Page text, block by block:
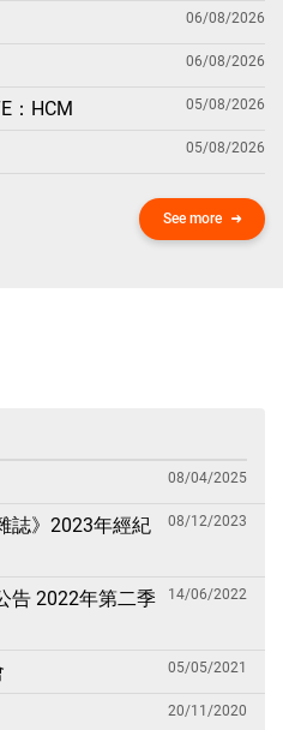
06/08/2026
06/08/2026
：HCM 05/08/2026
05/08/2026
See more
08/04/2025
誌》2023年經紀
08/12/2023
告 2022年第二季
14/06/2022
05/05/2021
20/11/2020